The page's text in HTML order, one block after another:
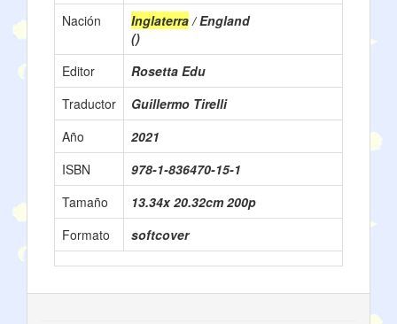
Nación
Inglaterra / England
()
Editor
Rosetta Edu
Traductor
Guillermo Tirelli
Año
2021
ISBN
978-1-836470-15-1
Tamaño
13.34x 20.32cm 200p
Formato
softcover